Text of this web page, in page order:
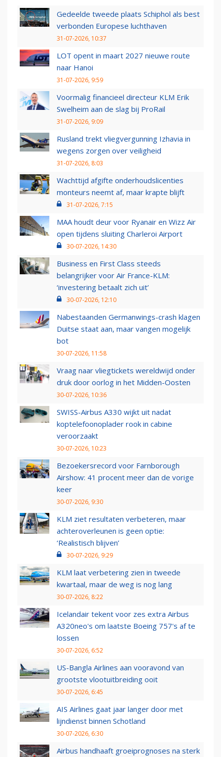
Gedeelde tweede plaats Schiphol als best
verbonden Europese luchthaven
31-07-2026, 10:37
LOT opent in maart 2027 nieuwe route
naar Hanoi
31-07-2026, 9:59
Voormalig financieel directeur KLM Erik
Swelheim aan de slag bij ProRail
31-07-2026, 9:09
Rusland trekt vliegvergunning Izhavia in
wegens zorgen over veiligheid
31-07-2026, 8:03
Wachttijd afgifte onderhoudslicenties
monteurs neemt af, maar krapte blijft
31-07-2026, 7:15
MAA houdt deur voor Ryanair en Wizz Air
open tijdens sluiting Charleroi Airport
30-07-2026, 14:30
Business en First Class steeds
belangrijker voor Air France-KLM:
‘investering betaalt zich uit’
30-07-2026, 12:10
Nabestaanden Germanwings-crash klagen
Duitse staat aan, maar vangen mogelijk
bot
30-07-2026, 11:58
Vraag naar vliegtickets wereldwijd onder
druk door oorlog in het Midden-Oosten
30-07-2026, 10:36
SWISS-Airbus A330 wijkt uit nadat
koptelefoonoplader rook in cabine
veroorzaakt
30-07-2026, 10:23
Bezoekersrecord voor Farnborough
Airshow: 41 procent meer dan de vorige
keer
30-07-2026, 9:30
KLM ziet resultaten verbeteren, maar
achteroverleunen is geen optie:
‘Realistisch blijven’
30-07-2026, 9:29
KLM laat verbetering zien in tweede
kwartaal, maar de weg is nog lang
30-07-2026, 8:22
Icelandair tekent voor zes extra Airbus
A320neo's om laatste Boeing 757's af te
lossen
30-07-2026, 6:52
US-Bangla Airlines aan vooravond van
grootste vlootuitbreiding ooit
30-07-2026, 6:45
AIS Airlines gaat jaar langer door met
lijndienst binnen Schotland
30-07-2026, 6:30
Airbus handhaaft groeiprognoses na sterk